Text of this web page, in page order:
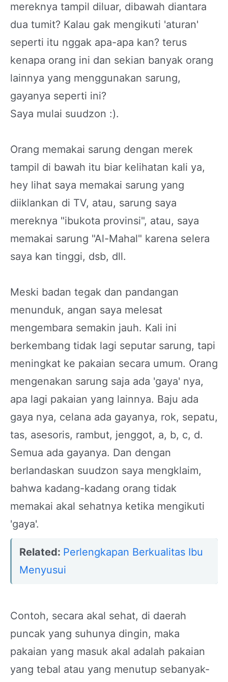
mereknya tampil diluar, dibawah diantara
dua tumit? Kalau gak mengikuti 'aturan'
seperti itu nggak apa-apa kan? terus
kenapa orang ini dan sekian banyak orang
lainnya yang menggunakan sarung,
gayanya seperti ini?
Saya mulai suudzon :).
Orang memakai sarung dengan merek
tampil di bawah itu biar kelihatan kali ya,
hey lihat saya memakai sarung yang
diiklankan di TV, atau, sarung saya
mereknya "ibukota provinsi", atau, saya
memakai sarung "Al-Mahal" karena selera
saya kan tinggi, dsb, dll.
Meski badan tegak dan pandangan
menunduk, angan saya melesat
mengembara semakin jauh. Kali ini
berkembang tidak lagi seputar sarung, tapi
meningkat ke pakaian secara umum. Orang
mengenakan sarung saja ada 'gaya' nya,
apa lagi pakaian yang lainnya. Baju ada
gaya nya, celana ada gayanya, rok, sepatu,
tas, asesoris, rambut, jenggot, a, b, c, d.
Semua ada gayanya. Dan dengan
berlandaskan suudzon saya mengklaim,
bahwa kadang-kadang orang tidak
memakai akal sehatnya ketika mengikuti
'gaya'.
Related: Perlengkapan Berkualitas Ibu
Menyusui
Contoh, secara akal sehat, di daerah
puncak yang suhunya dingin, maka
pakaian yang masuk akal adalah pakaian
yang tebal atau yang menutup sebanyak-